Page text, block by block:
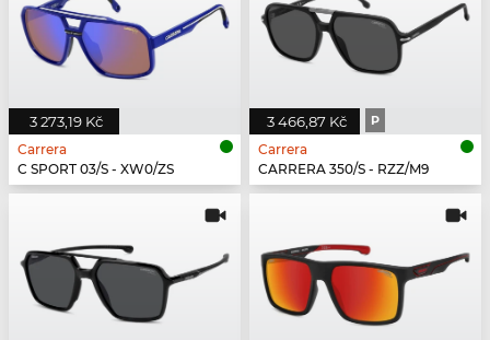
3 273,19 Kč
Carrera
C SPORT 03/S - XW0/ZS
3 466,87 Kč P
Carrera
CARRERA 350/S - RZZ/M9